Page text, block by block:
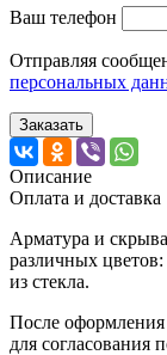
Ваш телефон
Отправляя
персональных
Заказать
Описание
Оплата и доставка
Арматура и
различных
из стекла.
После оформления
для согласования